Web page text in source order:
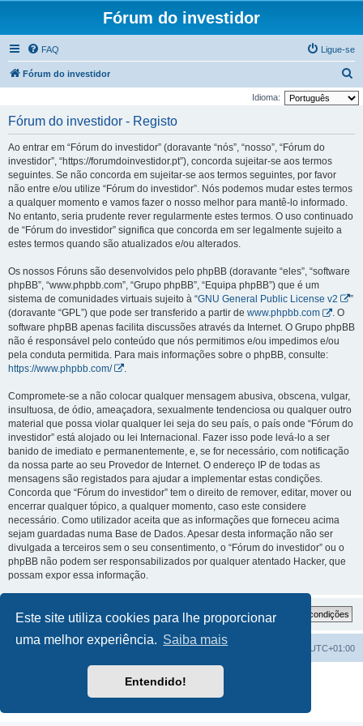
Este site utiliza cookies para lhe proporcionar
uma melhor experiência. Saiba mais
Entendido!
Fórum do investidor
FAQ Ligue-se
Fórum do investidor
e
Idioma:
Fórum do investidor - Registo
Ao entrar em “Fórum do investidor” (doravante “nós”, “nosso”, “Fórum do
investidor”, “https://forumdoinvestidor.pt”), concorda sujeitar-se aos termos
seguintes. Se não concorda em sujeitar-se aos termos seguintes, por favor
não entre e/ou utilize “Fórum do investidor”. Nós podemos mudar estes termos
a qualquer momento e vamos fazer o nosso melhor para mantê-lo informado.
No entanto, seria prudente rever regularmente estes termos. O uso continuado
de “Fórum do investidor” significa que concorda em ser legalmente sujeito a
estes termos quando são atualizados e/ou alterados.
Os nossos Fóruns são desenvolvidos pelo phpBB (doravante “eles”, “software
phpBB”, “www.phpbb.com”, “Grupo phpBB”, “Equipa phpBB”) que é um
sistema de comunidades virtuais sujeito à “GNU General Public License v2
”
(doravante “GPL”) que pode ser transferido a partir de www.phpbb.com
. O
software phpBB apenas facilita discussões através da Internet. O Grupo phpBB
não é responsável pelo conteúdo que nós permitimos e/ou impedimos e/ou
pela conduta permitida. Para mais informações sobre o phpBB, consulte:
https://www.phpbb.com/
Compromete-se a não colocar qualquer mensagem abusiva, obscena, vulgar,
insultuosa, de ódio, ameaçadora, sexualmente tendenciosa ou qualquer outro
material que possa violar qualquer lei seja do seu país, o país onde “Fórum do
investidor” está alojado ou lei Internacional. Fazer isso pode levá-lo a ser
banido de imediato e permanentemente, e, se for necessário, com notificação
da nossa parte ao seu Provedor de Internet. O endereço IP de todas as
mensagens são registados para ajudar a implementar estas condições.
Concorda que “Fórum do investidor” tem o direito de remover, editar, mover ou
encerrar qualquer tópico, a qualquer momento, caso este considere
necessário. Como utilizador aceita que as informações que forneceu acima
sejam guardadas numa Base de Dados. Apesar desta informação não ser
divulgada a terceiros sem o seu consentimento, o “Fórum do investidor” ou o
phpBB não podem ser responsabilizados por qualquer atentado Hacker, que
possam expor essa informação.
Fórum do investidor O Fuso Horário do Fórum é UTC+01:00
Desenvolvido por phpBB® Forum Software © phpBB Limited